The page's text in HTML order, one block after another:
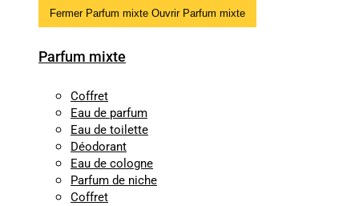
Fermer Parfum mixte Ouvrir Parfum mixte
Parfum mixte
Coffret
Eau de parfum
Eau de toilette
Déodorant
Eau de cologne
Parfum de niche
Coffret